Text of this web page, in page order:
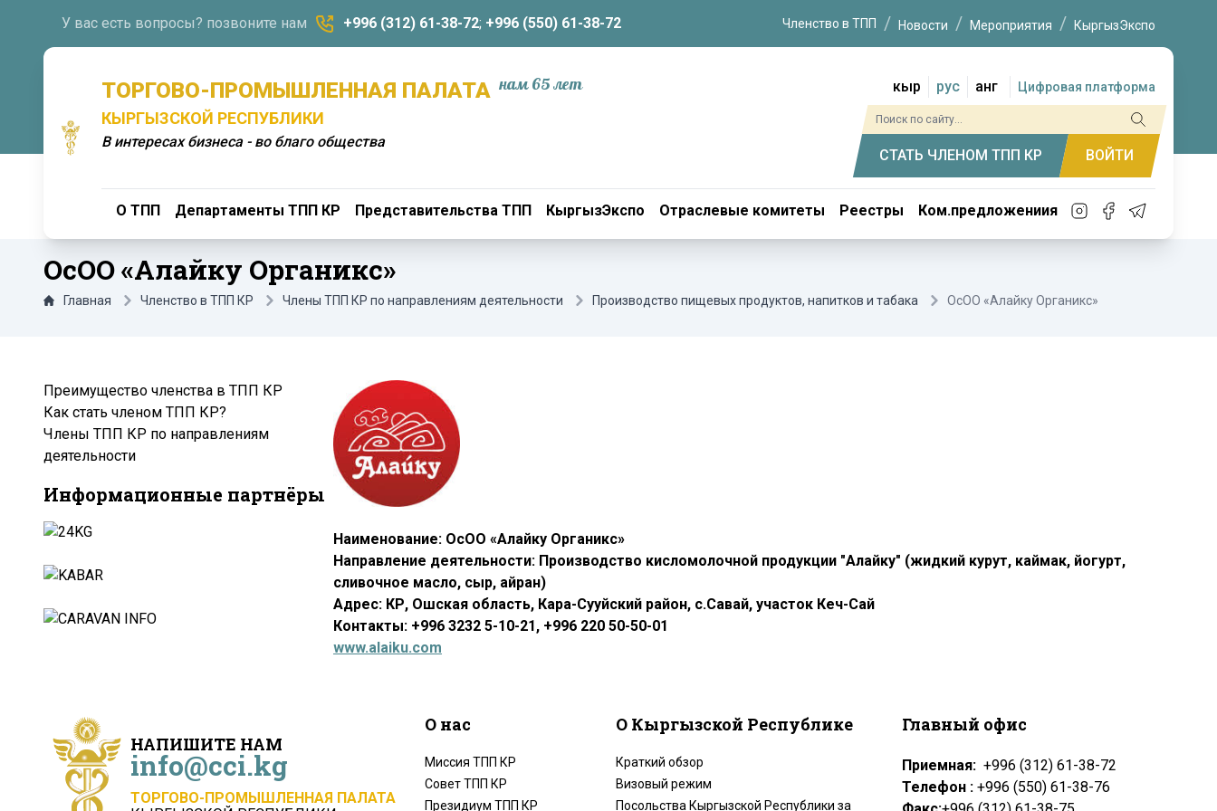
У вас есть вопросы? позвоните нам +996 (312) 61-38-72; +996 (550) 61-38-72 Членство в ТПП Новости Мероприятия КыргызЭкспо
ТОРГОВО-ПРОМЫШЛЕННАЯ ПАЛАТА нам 65 лет
КЫРГЫЗСКОЙ РЕСПУБЛИКИ
В интересах бизнеса - во благо общества
кыр рус анг Цифровая платформа
СТАТЬ ЧЛЕНОМ ТПП КР ВОЙТИ
О ТПП Департаменты ТПП КР Представительства ТПП КыргызЭкспо Отраслевые комитеты Реестры Ком.предложениия
ОсОО «Алайку Органикс»
Главная Членство в ТПП КР Члены ТПП КР по направлениям деятельности Производство пищевых продуктов, напитков и табака ОсОО «Алайку Органикс»
Преимущество членства в ТПП КР
Как стать членом ТПП КР?
Члены ТПП КР по направлениям
деятельности
Информационные партнёры
Наименование: ОсОО «Алайку Органикс»
Направление деятельности: Производство кисломолочной продукции "Алайку" (жидкий курут, каймак, йогурт,
сливочное масло, сыр, айран)
Адрес: КР, Ошская область, Кара-Сууйский район, с.Савай, участок Кеч-Сай
Контакты: +996 3232 5-10-21, +996 220 50-50-01
www.alaiku.com
НАПИШИТЕ НАМ
info@cci.kg
ТОРГОВО-ПРОМЫШЛЕННАЯ ПАЛАТА
О нас
Миссия ТПП КР
Совет ТПП КР
Президиум ТПП КР
О Кыргызской Республике
Краткий обзор
Визовый режим
Посольства Кыргызской Республики за
Главный офис
Приемная:+996 (312) 61-38-72
Телефон :+996 (550) 61-38-76